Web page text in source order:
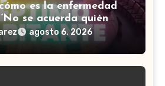
es la enfermedad
se acuerda quién
agosto 6, 2026